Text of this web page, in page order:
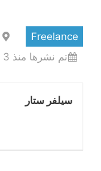
Freelance
تم نشرها منذ 3 سنوات أيام
سيلفر ستار